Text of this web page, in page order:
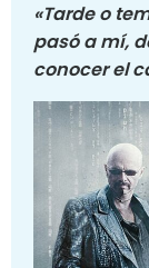
«Tarde o
pasó a mí,
conocer el